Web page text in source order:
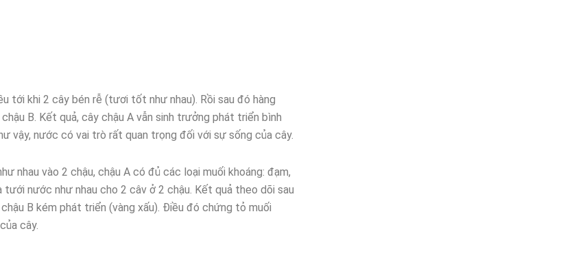
tới khi 2 cây bén rễ (tươi tốt như nhau). Rồi sau đó hàng
B. Kết quả, cây chậu A vẫn sinh trưởng phát triển bình
vậy, nước có vai trò rất quan trọng đối với sự sống của cây.
nhau vào 2 chậu, chậu A có đủ các loại muối khoáng: đạm,
tưới nước như nhau cho 2 câv ở 2 chậu. Kết quả theo dõi sau
B kém phát triển (vàng xấu). Điều đó chứng tỏ muối
cây.